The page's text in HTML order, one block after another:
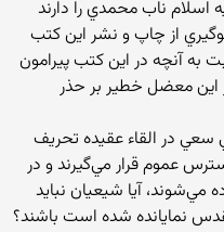
ناب‌ محمدي‌ را دارند
از چاپ‌ و نشر اين‌ كتب
به‌ آنچه‌ در اين‌ كتب‌ پيرامون‌
اين ‌معضل‌ خطير بر حذر
سعي‌ در القاء عقيده‌ تحريف‌
عموم‌ قرار مي‌گيرند و در
مي‌شوند، آيا شيعيان‌ نبايد
نمايانده‌ شده‌ است‌ باشند؟